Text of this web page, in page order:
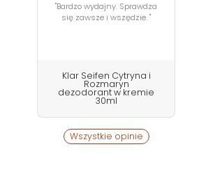
"Bardzo wydajny. Sprawdza
się zawsze i wszędzie. "
Klar Seifen Cytryna i
Rozmaryn
dezodorant w kremie
30ml
Wszystkie opinie